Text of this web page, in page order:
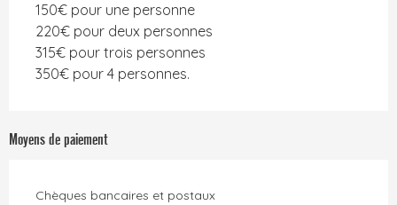
150€ pour une personne
220€ pour deux personnes
315€ pour trois personnes
350€ pour 4 personnes.
Moyens de paiement
Chèques bancaires et postaux